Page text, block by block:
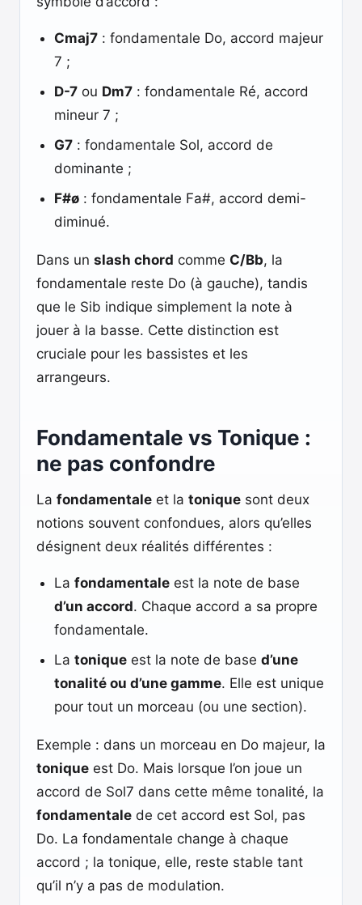
Cmaj7 : fondamentale Do, accord majeur
7 ;
D-7 ou Dm7 : fondamentale Ré, accord
mineur 7 ;
G7 : fondamentale Sol, accord de
dominante ;
F#ø : fondamentale Fa#, accord demi-
diminué.
Dans un slash chord comme C/Bb, la
fondamentale reste Do (à gauche), tandis
que le Sib indique simplement la note à
jouer à la basse. Cette distinction est
cruciale pour les bassistes et les
arrangeurs.
Fondamentale vs Tonique :
ne pas confondre
La fondamentale et la tonique sont deux
notions souvent confondues, alors qu’elles
désignent deux réalités différentes :
La fondamentale est la note de base
d’un accord. Chaque accord a sa propre
fondamentale.
La tonique est la note de base d’une
tonalité ou d’une gamme. Elle est unique
pour tout un morceau (ou une section).
Exemple : dans un morceau en Do majeur, la
tonique est Do. Mais lorsque l’on joue un
accord de Sol7 dans cette même tonalité, la
fondamentale de cet accord est Sol, pas
Do. La fondamentale change à chaque
accord ; la tonique, elle, reste stable tant
qu’il n’y a pas de modulation.